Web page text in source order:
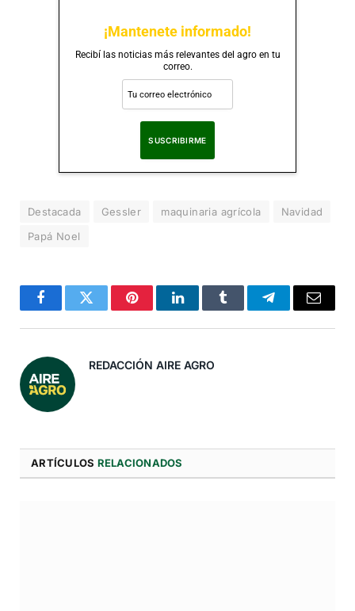
¡Mantenete informado!
Recibí las noticias más relevantes del agro en tu
correo.
Destacada Gessler maquinaria agrícola
Navidad
Papá Noel
FacebookTwitter PinterestLinkedInTumblr TelegramCorreo
REDACCIÓN AIRE AGRO
ARTÍCULOS RELACIONADOS